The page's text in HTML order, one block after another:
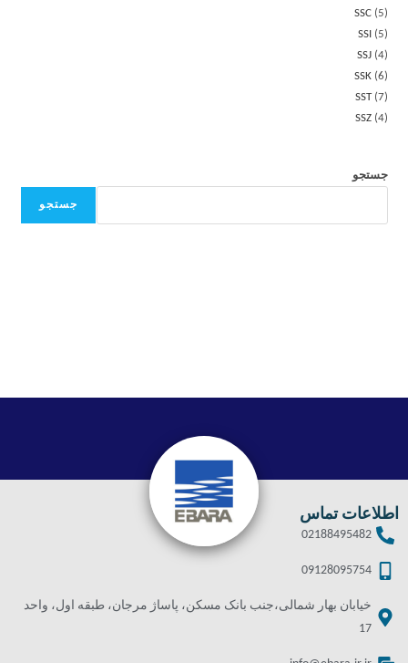
SSC
5
SSI
5
SSJ 4
SSK 6
SST 7
SSZ 4
جستجو
جستجو
اطلاعات تماس
02188495482
09128095754
خیابان بهار شمالی،جنب بانک مسکن، پاساژ مرجان، طبقه اول، واحد
17